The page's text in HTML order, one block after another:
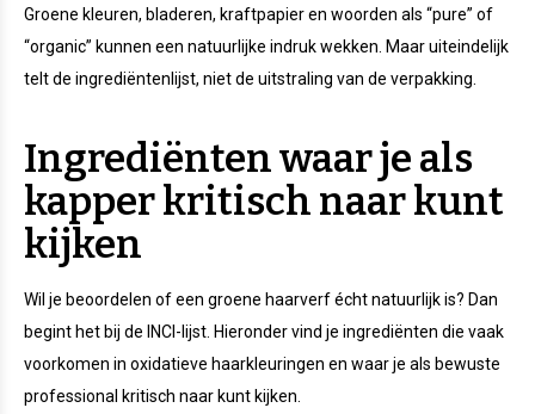
Groene kleuren, bladeren, kraftpapier en woorden als “pure” of
“organic” kunnen een natuurlijke indruk wekken. Maar uiteindelijk
telt de ingrediëntenlijst, niet de uitstraling van de verpakking.
Ingrediënten waar je als
kapper kritisch naar kunt
kijken
Wil je beoordelen of een groene haarverf écht natuurlijk is? Dan
begint het bij de INCI-lijst. Hieronder vind je ingrediënten die vaak
voorkomen in oxidatieve haarkleuringen en waar je als bewuste
professional kritisch naar kunt kijken.